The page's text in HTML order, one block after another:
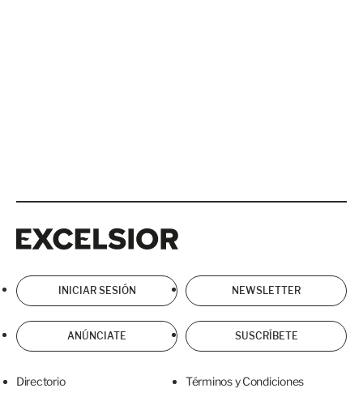
INICIAR SESIÓN NEWSLETTER
ANÚNCIATE SUSCRÍBETE
Directorio Términos y Condiciones